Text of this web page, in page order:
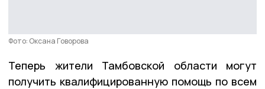
Фото: Оксана Говорова
Теперь жители Тамбовской области могут
получить квалифицированную помощь по всем